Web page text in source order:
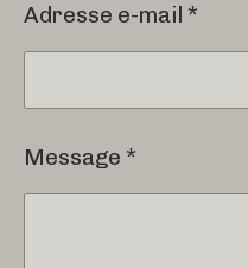
Adresse e-mail *
Message *